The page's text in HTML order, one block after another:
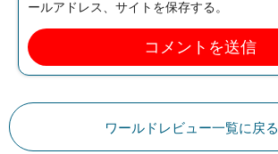
ールアドレス、サイトを保存する。
ワールドレビュー一覧に戻る